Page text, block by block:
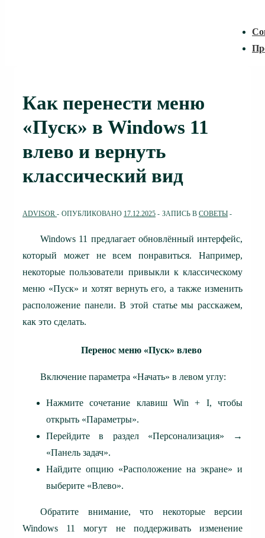
Как перенести меню
«Пуск» в Windows 11
влево и вернуть
классический вид
ADVISOR ОПУБЛИКОВАНО 17.12.2025 ЗАПИСЬ В СОВЕТЫ
Windows 11 предлагает обновлённый интерфейс,
который может не всем понравиться. Например,
некоторые пользователи привыкли к классическому
меню «Пуск» и хотят вернуть его, а также изменить
расположение панели. В этой статье мы расскажем,
как это сделать.
Перенос меню «Пуск» влево
Включение параметра «Начать» в левом углу:
Нажмите сочетание клавиш Win + I, чтобы
открыть «Параметры».
Перейдите в раздел «Персонализация» →
«Панель задач».
Найдите опцию «Расположение на экране» и
выберите «Влево».
Обратите внимание, что некоторые версии
Windows 11 могут не поддерживать изменение